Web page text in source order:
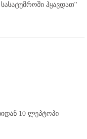
ჰყავდათ''
10 ლეპტოპი